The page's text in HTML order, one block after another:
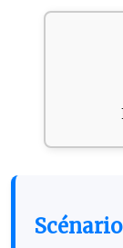
Scénario